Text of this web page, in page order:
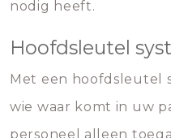
nodig heeft.
Hoofdsleutel
Met een hoofdsleutel
wie waar komt in uw
personeel alleen